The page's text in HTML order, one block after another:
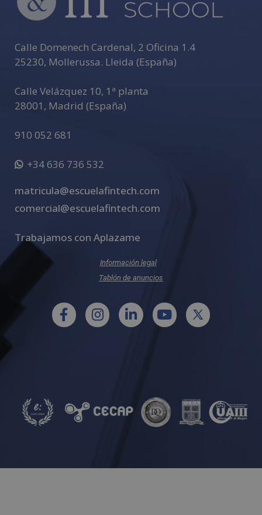
Calle Domenech Cardenal, 2 Oficina 1.4
25230, Mollerussa. Lleida (España)
Calle Velázquez 10, 1ª planta
28001 , Madrid (España)
910 052 681
+34 636 736 532
matricula@escuelafintech.com
comercial@escuelafintech.com
Trabajamos con Aplazame
Información legal
Tablón de anuncios